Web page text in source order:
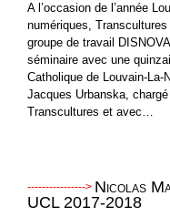
A l’occasion de l’année
numériques,
groupe de travail
séminaire avec une
Catholique de Louvain-
Jacques Urbanska,
Transcultures et avec…
Nicolas
UCL 2017-2018